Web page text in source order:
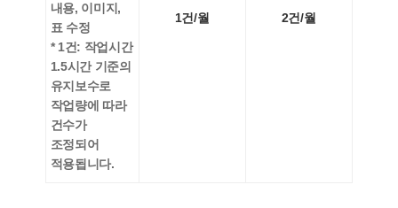
내용, 이미지,
표 수정
* 1건: 작업시간
1.5시간 기준의
유지보수로
작업량에 따라
건수가
조정되어
적용됩니다.
1건/월 2건/월